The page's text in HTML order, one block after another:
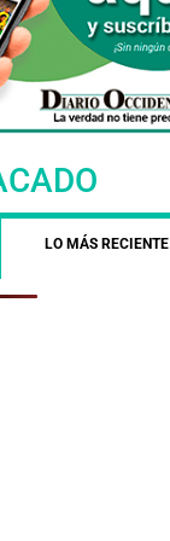
LO MÁS RECIENTE